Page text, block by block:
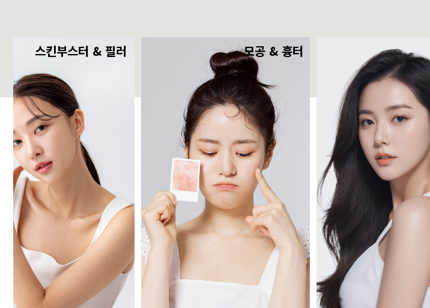
스킨부스터 & 필러 모공 & 흉터